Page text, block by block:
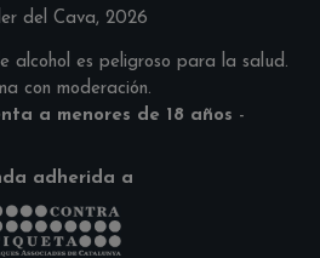
del Cava, 2026
alcohol es peligroso para la salud.
con moderación.
a menores de 18 años -
adherida a